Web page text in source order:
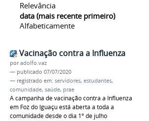
Relevância
data (mais recente primeiro)
Alfabeticamente
Vacinação contra a Influenza
poradolfo.vaz
— publicado 07/07/2020
— registrado em: servidores, estudantes,
comunidade, saúde, prae
A campanha de vacinação contra a Influenza
em Foz do Iguaçu está aberta a toda a
comunidade desde o dia 1º de julho